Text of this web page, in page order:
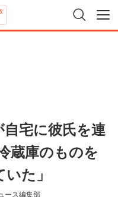
宅に彼氏を連
庫のものを
た」
ース編集部